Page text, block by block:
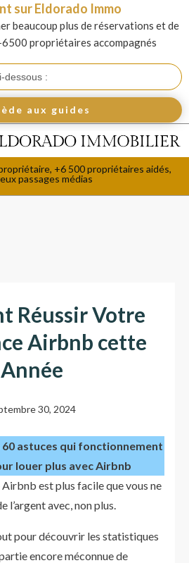
sur Eldorado Immo
beaucoup plus de réservations et de
propriétaires accompagnés
aux guides
+6 500 propriétaires aidés,
passages médias
Réussir Votre
Airbnb cette
Année
30, 2024
astuces qui fonctionnement
louer plus avec Airbnb
est plus facile que vous ne
l’argent avec, non plus.
pour découvrir les statistiques
encore méconnue de